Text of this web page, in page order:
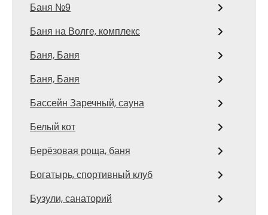
Баня №9
Баня на Волге, комплекс
Баня, Баня
Баня, Баня
Бассейн Заречный, сауна
Белый кот
Берёзовая роща, баня
Богатырь, спортивный клуб
Бузули, санаторий